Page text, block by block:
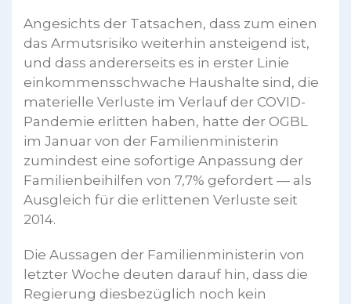
Angesichts der Tatsachen, dass zum einen
das Armutsrisiko weiterhin ansteigend ist,
und dass andererseits es in erster Linie
einkommensschwache Haushalte sind, die
materielle Verluste im Verlauf der COVID-
Pandemie erlitten haben, hatte der OGBL
im Januar von der Familienministerin
zumindest eine sofortige Anpassung der
Familienbeihilfen von 7,7% gefordert — als
Ausgleich für die erlittenen Verluste seit
2014.
Die Aussagen der Familienministerin von
letzter Woche deuten darauf hin, dass die
Regierung diesbezüglich noch kein